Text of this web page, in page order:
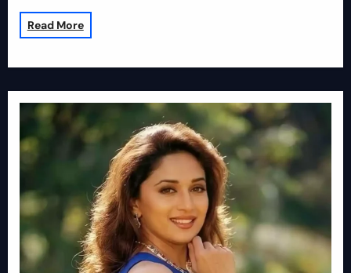
Read More